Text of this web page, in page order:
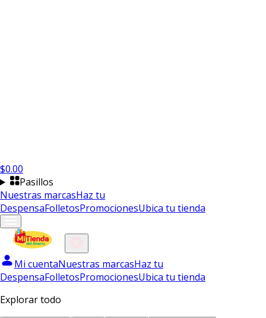
$0.00
Pasillos
Nuestras marcasHaz tu
DespensaFolletosPromocionesUbica tu tienda
Mi cuentaNuestras marcasHaz tu
DespensaFolletosPromocionesUbica tu tienda
Explorar todo